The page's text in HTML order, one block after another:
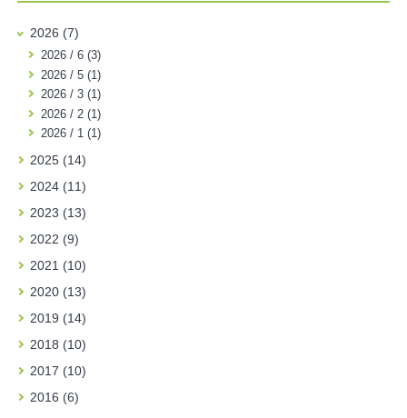
2026 (7)
2026 / 6 (3)
2026 / 5 (1)
2026 / 3 (1)
2026 / 2 (1)
2026 / 1 (1)
2025 (14)
2024 (11)
2023 (13)
2022 (9)
2021 (10)
2020 (13)
2019 (14)
2018 (10)
2017 (10)
2016 (6)